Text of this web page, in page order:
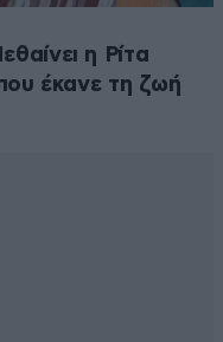
η Ρίτα
έκανε τη ζωή